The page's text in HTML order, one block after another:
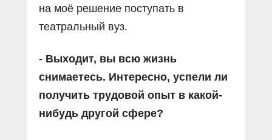
на моё решение поступать в
театральный вуз.
- Выходит, вы всю жизнь
снимаетесь. Интересно, успели ли
получить трудовой опыт в какой-
нибудь другой сфере?